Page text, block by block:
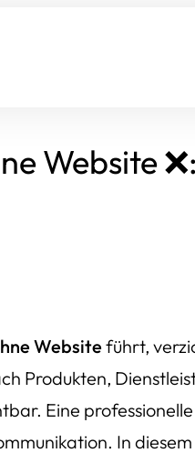
Website
Website führt,
Produkten,
Eine
In